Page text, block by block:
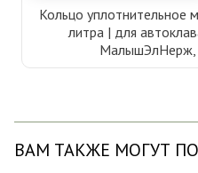
Кольцо уплотнительное
литра | для
ВАМ ТАКЖЕ МОГУТ